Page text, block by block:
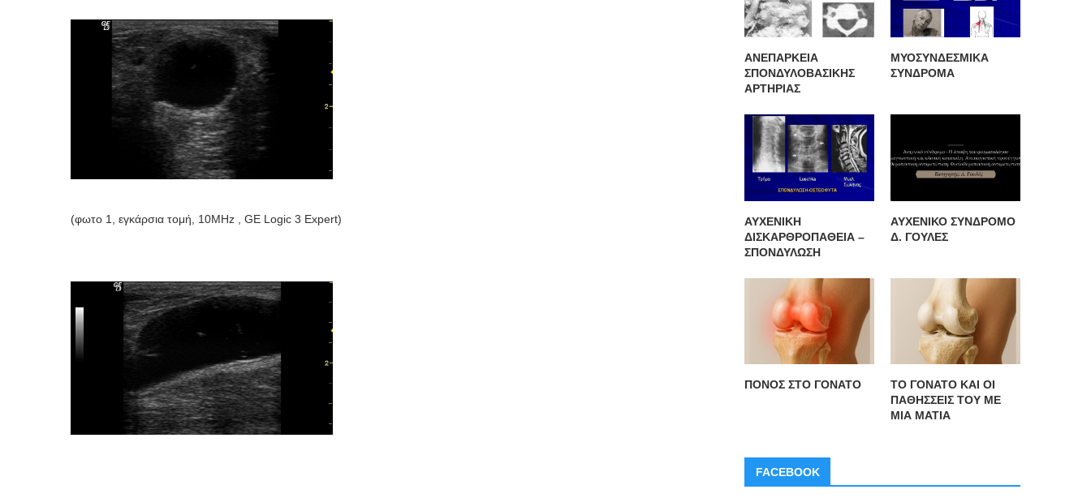
(φωτο 1, εγκάρσια τομή, 10MHz , GE Logic 3 Εxpert)
ΑΝΕΠΑΡΚΕΙΑ
ΣΠΟΝΔΥΛΟΒΑΣΙΚΗΣ
ΑΡΤΗΡΙΑΣ
ΜΥΟΣΥΝΔΕΣΜΙΚΑ
ΣΥΝΔΡΟΜΑ
ΑΥΧΕΝΙΚΗ
ΔΙΣΚΑΡΘΡΟΠΑΘΕΙΑ –
ΣΠΟΝΔΥΛΩΣΗ
ΑΥΧΕΝΙΚΟ ΣΥΝΔΡΟΜΟ
Δ. ΓΟΥΛΕΣ
ΠΟΝΟΣ ΣΤΟ ΓΟΝΑΤΟ
ΤΟ ΓΟΝΑΤΟ ΚΑΙ ΟΙ
ΠΑΘΗΣΣΕΙΣ ΤΟΥ ΜΕ
ΜΙΑ ΜΑΤΙΑ
FACEBOOK